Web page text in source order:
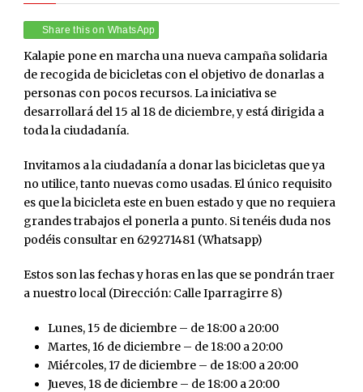
Share this on WhatsApp
Kalapie pone en marcha una nueva campaña solidaria
de recogida de bicicletas con el objetivo de donarlas a
personas con pocos recursos. La iniciativa se
desarrollará del 15 al 18 de diciembre, y está dirigida a
toda la ciudadanía.
Invitamos a la ciudadanía a donar las bicicletas que ya
no utilice, tanto nuevas como usadas. El único requisito
es que la bicicleta este en buen estado y que no requiera
grandes trabajos el ponerla a punto. Si tenéis duda nos
podéis consultar en 629271481 (Whatsapp)
Estos son las fechas y horas en las que se pondrán traer
a nuestro local (Dirección: Calle Iparragirre 8)
Lunes, 15 de diciembre – de 18:00 a 20:00
Martes, 16 de diciembre – de 18:00 a 20:00
Miércoles, 17 de diciembre – de 18:00 a 20:00
Jueves, 18 de diciembre – de 18:00 a 20:00